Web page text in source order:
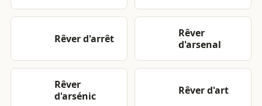
Rêver d'arrêt
Rêver
d'arsenal
Rêver
d'arsénic
Rêver d'art